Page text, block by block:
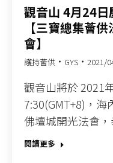
觀音山 4月24日
【三寶總集薈
會】
護持薈供 GYS 2021/
觀音山將於 2021
7:30(GMT+8)，
佛壇城開光法會
閱讀更多